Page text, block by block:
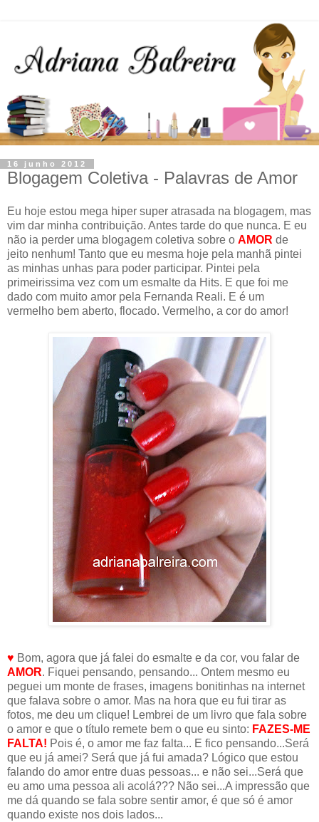
16 junho 2012
Blogagem Coletiva - Palavras de Amor
Eu hoje estou mega hiper super atrasada na blogagem, mas
vim dar minha contribuição. Antes tarde do que nunca. E eu
não ia perder uma blogagem coletiva sobre o AMOR de
jeito nenhum! Tanto que eu mesma hoje pela manhã pintei
as minhas unhas para poder participar. Pintei pela
primeirissima vez com um esmalte da Hits. E que foi me
dado com muito amor pela Fernanda Reali. E é um
vermelho bem aberto, flocado. Vermelho, a cor do amor!
♥ Bom, agora que já falei do esmalte e da cor, vou falar de
AMOR. Fiquei pensando, pensando... Ontem mesmo eu
peguei um monte de frases, imagens bonitinhas na internet
que falava sobre o amor. Mas na hora que eu fui tirar as
fotos, me deu um clique! Lembrei de um livro que fala sobre
o amor e que o título remete bem o que eu sinto: FAZES-ME
FALTA! Pois é, o amor me faz falta... E fico pensando...Será
que eu já amei? Será que já fui amada? Lógico que estou
falando do amor entre duas pessoas... e não sei...Será que
eu amo uma pessoa ali acolá??? Não sei...A impressão que
me dá quando se fala sobre sentir amor, é que só é amor
quando existe nos dois lados...